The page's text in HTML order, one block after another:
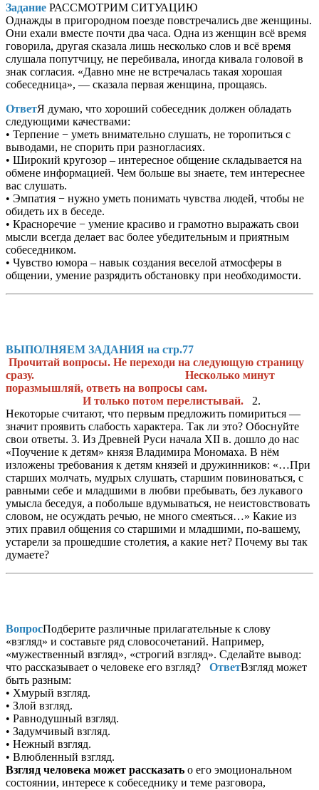
Задание РАССМОТРИМ СИТУАЦИЮ
Однажды в пригородном поезде повстречались две женщины.
Они ехали вместе почти два часа. Одна из женщин всё время
говорила, другая сказала лишь несколько слов и всё время
слушала попутчицу, не перебивала, иногда кивала головой в
знак согласия. «Давно мне не встречалась такая хорошая
собеседница», — сказала первая женщина, прощаясь.
ОтветЯ думаю, что хороший собеседник должен обладать
следующими качествами:
• Терпение − уметь внимательно слушать, не торопиться с
выводами, не спорить при разногласиях.
• Широкий кругозор – интересное общение складывается на
обмене информацией. Чем больше вы знаете, тем интереснее
вас слушать.
• Эмпатия − нужно уметь понимать чувства людей, чтобы не
обидеть их в беседе.
• Красноречие − умение красиво и грамотно выражать свои
мысли всегда делает вас более убедительным и приятным
собеседником.
• Чувство юмора – навык создания веселой атмосферы в
общении, умение разрядить обстановку при необходимости.
ВЫПОЛНЯЕМ ЗАДАНИЯ на стр.77
Прочитай вопросы. Не переходи на следующую страницу
сразу. Несколько минут
поразмышляй, ответь на вопросы сам.
И только потом перелистывай. 2.
Некоторые считают, что первым предложить помириться —
значит проявить слабость характера. Так ли это? Обоснуйте
свои ответы. 3. Из Древней Руси начала XII в. дошло до нас
«Поучение к детям» князя Владимира Мономаха. В нём
изложены требования к детям князей и дружинников: «…При
старших молчать, мудрых слушать, старшим повиноваться, с
равными себе и младшими в любви пребывать, без лукавого
умысла беседуя, а побольше вдумываться, не неистовствовать
словом, не осуждать речью, не много смеяться…» Какие из
этих правил общения со старшими и младшими, по-вашему,
устарели за прошедшие столетия, а какие нет? Почему вы так
думаете?
ВопросПодберите различные прилагательные к слову
«взгляд» и составьте ряд словосочетаний. Например,
«мужественный взгляд», «строгий взгляд». Сделайте вывод:
что рассказывает о человеке его взгляд? ОтветВзгляд может
быть разным:
• Хмурый взгляд.
• Злой взгляд.
• Равнодушный взгляд.
• Задумчивый взгляд.
• Нежный взгляд.
• Влюбленный взгляд.
Взгляд человека может рассказать о его эмоциональном
состоянии, интересе к собеседнику и теме разговора,